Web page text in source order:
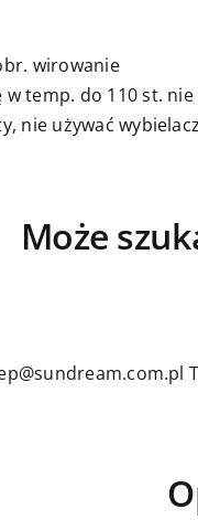
wirowanie
w temp. do 110 st.
nie używać
Może